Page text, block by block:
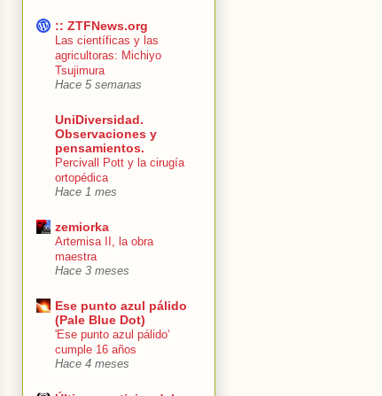
:: ZTFNews.org
Las científicas y las
agricultoras: Michiyo
Tsujimura
Hace 5 semanas
UniDiversidad.
Observaciones y
pensamientos.
Percivall Pott y la cirugía
ortopédica
Hace 1 mes
zemiorka
Artemisa II, la obra
maestra
Hace 3 meses
Ese punto azul pálido
(Pale Blue Dot)
'Ese punto azul pálido'
cumple 16 años
Hace 4 meses